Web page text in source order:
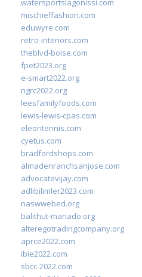
watersportslagonissi.com
mischieffashion.com
eduwyre.com
retro-interiors.com
theblvd-boise.com
fpet2023.org
e-smart2022.org
ngrc2022.org
leesfamilyfoods.com
lewis-lewis-cpas.com
eleontennis.com
cyetus.com
bradfordshops.com
almadenranchsanjose.com
advocatevijay.com
adlibilimler2023.com
naswwebed.org
balithut-manado.org
alteregotradingcompany.org
aprce2022.com
ibie2022.com
sbcc-2022.com